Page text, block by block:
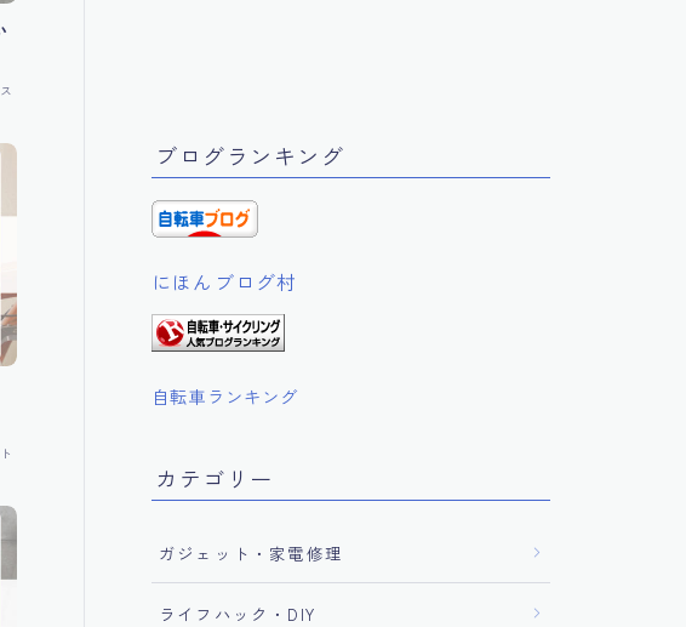
ブログランキング
にほんブログ村
自転車ランキング
カテゴリー
ガジェット・家電修理
ライフハック・DIY